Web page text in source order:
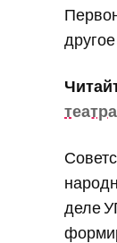
театра
деле